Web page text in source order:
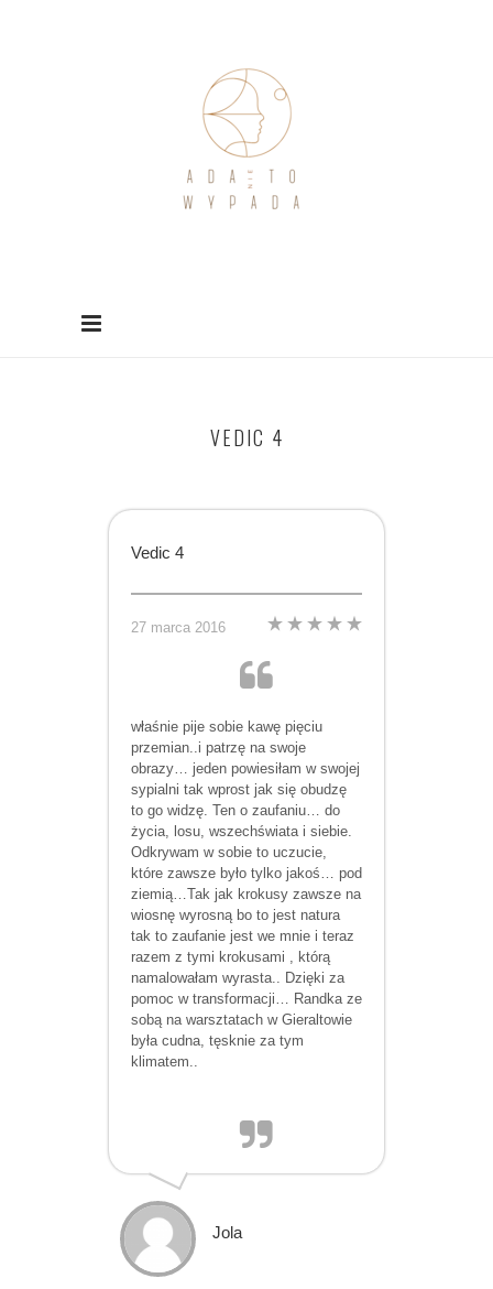
VEDIC 4
Vedic 4
27 marca 2016
właśnie pije sobie kawę pięciu
przemian..i patrzę na swoje
obrazy… jeden powiesiłam w swojej
sypialni tak wprost jak się obudzę
to go widzę. Ten o zaufaniu… do
życia, losu, wszechświata i siebie.
Odkrywam w sobie to uczucie,
które zawsze było tylko jakoś… pod
ziemią…Tak jak krokusy zawsze na
wiosnę wyrosną bo to jest natura
tak to zaufanie jest we mnie i teraz
razem z tymi krokusami , którą
namalowałam wyrasta.. Dzięki za
pomoc w transformacji… Randka ze
sobą na warsztatach w Gieraltowie
była cudna, tęsknie za tym
klimatem..
Jola